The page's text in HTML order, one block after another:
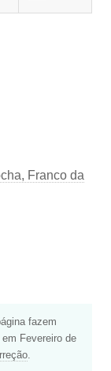
Franco da
fazem
Fevereiro de
.